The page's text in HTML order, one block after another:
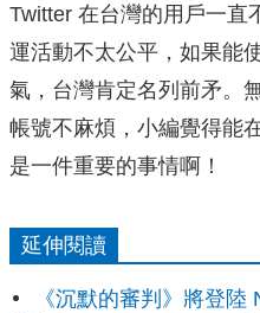
Twitter 在台灣的用戶一直
運活動不太公平，如果能
氣，台灣肯定名列前矛。
帳號不麻煩，小編覺得能
是一件重要的事情啊！
延伸閱讀
《沉默的審判》將登陸